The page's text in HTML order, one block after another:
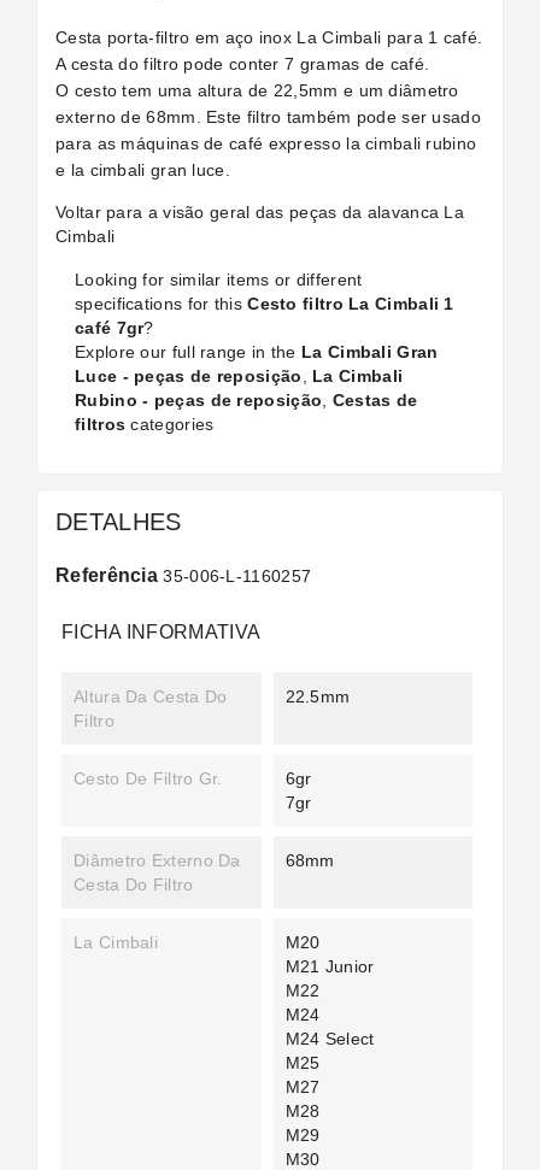
Cesta porta-filtro em aço inox La Cimbali para 1 café.
A cesta do filtro pode conter 7 gramas de café.
O cesto tem uma altura de 22,5mm e um diâmetro
externo de 68mm. Este filtro também pode ser usado
para as máquinas de café expresso la cimbali rubino
e la cimbali gran luce.
Voltar para a visão geral das peças da alavanca La
Cimbali
Looking for similar items or different
specifications for thisCesto filtro La Cimbali 1
café 7gr?
Explore our full range in the La Cimbali Gran
Luce - peças de reposição
La Cimbali
Rubino - peças de reposição
Cestas de
filtros categories
DETALHES
Referência 35-006-L-1160257
FICHA INFORMATIVA
Altura Da Cesta Do
Filtro
22.5mm
Cesto De Filtro Gr.
6gr
7gr
Diâmetro Externo Da
Cesta Do Filtro
68mm
La Cimbali
M20
M21 Junior
M22
M24
M24 Select
M25
M27
M28
M29
M30